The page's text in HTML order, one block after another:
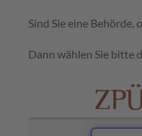
Sind Sie eine
Dann wählen Sie bitte